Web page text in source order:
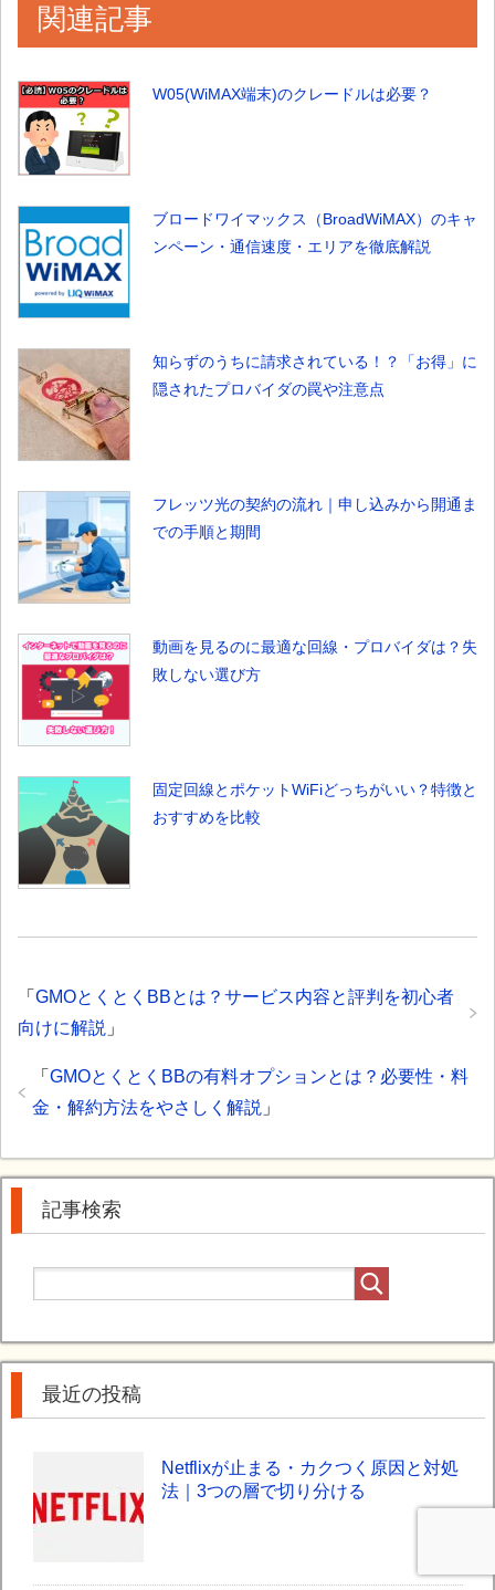
関連記事
W05(WiMAX端末)のクレードルは必要？
ブロードワイマックス（BroadWiMAX）のキャ
ンペーン・通信速度・エリアを徹底解説
知らずのうちに請求されている！？「お得」に
隠されたプロバイダの罠や注意点
フレッツ光の契約の流れ｜申し込みから開通ま
での手順と期間
動画を見るのに最適な回線・プロバイダは？失
敗しない選び方
固定回線とポケットWiFiどっちがいい？特徴と
おすすめを比較
「 GMOとくとくBBとは？サービス内容と評判を初心者
向けに解説 」
「 GMOとくとくBBの有料オプションとは？必要性・料
金・解約方法をやさしく解説 」
記事検索
最近の投稿
Netflixが止まる・カクつく原因と対処
法｜3つの層で切り分ける